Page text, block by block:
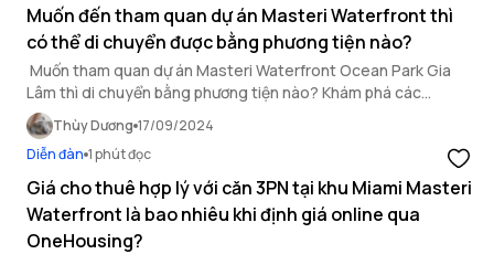
Muốn đến tham quan dự án Masteri Waterfront thì
có thể di chuyển được bằng phương tiện nào?
Muốn tham quan dự án Masteri Waterfront Ocean Park Gia
Lâm thì di chuyển bằng phương tiện nào? Khám phá các
phương tiện di chuyển thuận tiện nhất đến khu đô thị biển nhân
tạo đẳng cấp.
Thùy Dương 17/09/2024
Diễn đàn 1 phút đọc
Giá cho thuê hợp lý với căn 3PN tại khu Miami Masteri
Waterfront là bao nhiêu khi định giá online qua
OneHousing?